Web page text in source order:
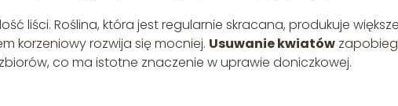
liści. Roślina, która jest regularnie skracana, produkuje
korzeniowy rozwija się mocniej. Usuwanie kwiatów
co ma istotne znaczenie w uprawie doniczkowej.